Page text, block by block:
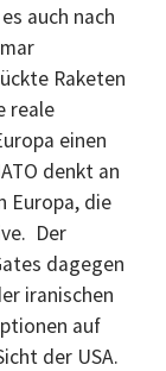
auch nach
Raketen
reale
einen
denkt an
Europa, die
Der
dagegen
iranischen
auf
der USA.